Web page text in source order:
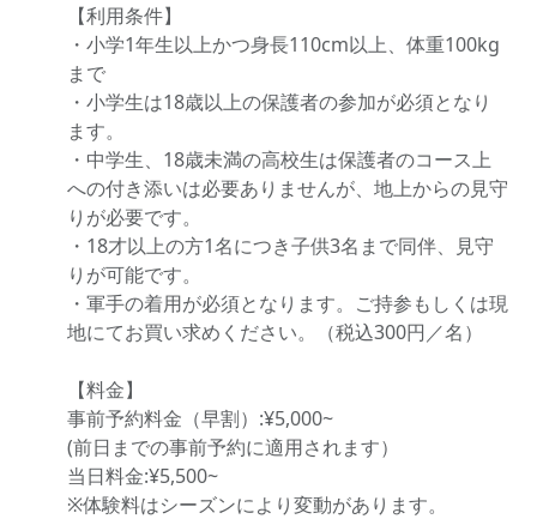
【利用条件】
・小学1年生以上かつ身長110cm以上、体重100kg
まで
・小学生は18歳以上の保護者の参加が必須となり
ます。
・中学生、18歳未満の高校生は保護者のコース上
への付き添いは必要ありませんが、地上からの見守
りが必要です。
・18才以上の方1名につき子供3名まで同伴、見守
りが可能です。
・軍手の着用が必須となります。ご持参もしくは現
地にてお買い求めください。（税込300円／名）
【料金】
事前予約料金（早割）:¥5,000~
(前日までの事前予約に適用されます）
当日料金:¥5,500~
※体験料はシーズンにより変動があります。